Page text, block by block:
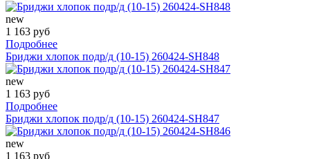
new
1 163 руб
Подробнее
Бриджи хлопок подр/д (10-15) 260424-SH848
new
1 163 руб
Подробнее
Бриджи хлопок подр/д (10-15) 260424-SH847
new
1 163 руб